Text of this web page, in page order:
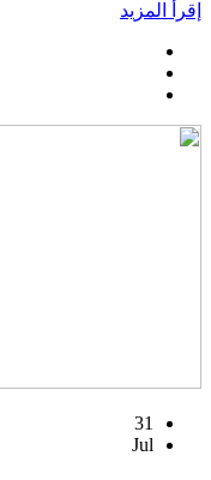
إقرأ المزيد
31
Jul